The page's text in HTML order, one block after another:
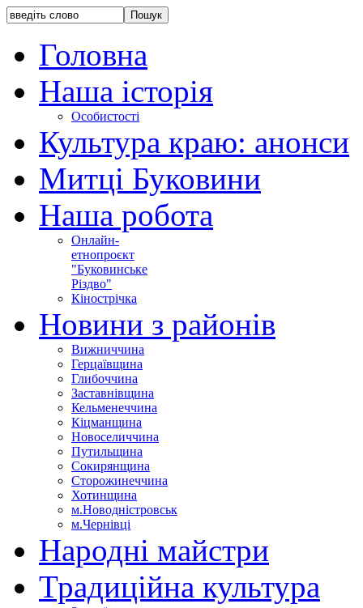
Головна
Наша історія
Особистості
Культура краю: анонси
Митці Буковини
Наша робота
Онлайн-
етнопроєкт
"Буковинське
Різдво"
Кінострічка
Новини з районів
Вижниччина
Герцаївщина
Глибоччина
Заставнівщина
Кельменеччина
Кіцманщина
Новоселиччина
Путильщина
Сокирянщина
Сторожинеччина
Хотинщина
м.Новодністровськ
м.Чернівці
Народні майстри
Традиційна культура